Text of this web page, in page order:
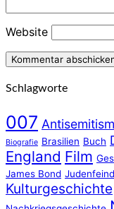
Website
Schlagworte
007
Biografie Brasilien Buch
England Film
James Bond
Kulturgeschichte